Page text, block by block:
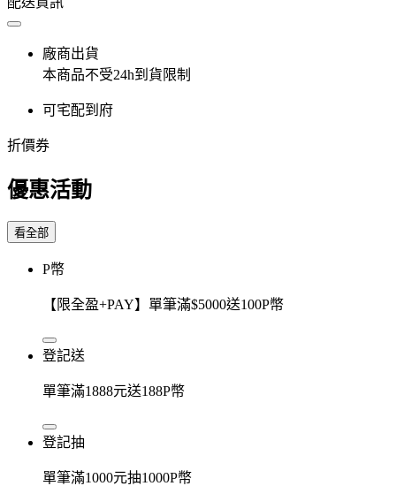
廠商出貨
本商品不受24h到貨限制
可宅配到府
折價券
優惠活動
看全部
P幣
【限全盈+PAY】單筆滿$5000送100P幣
登記送
單筆滿1888元送188P幣
登記抽
單筆滿1000元抽1000P幣